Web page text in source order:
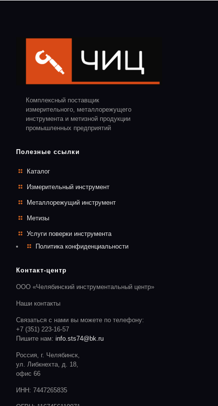
Комплексный поставщик
измерительного, металлорежущего
инструмента и метизной продукции
промышленных предприятий
Полезные ссылки
Каталог
Измерительный инструмент
Металлорежущий инструмент
Метизы
Услуги поверки инструмента
Политика конфиденциальности
Контакт-центр
ООО «Челябинский инструментальный центр»
Наши контакты
Связаться с нами вы можете по телефону:
+7 (351) 223-16-57
Пишите нам: info.sts74@bk.ru
Россия, г. Челябинск,
ул. Либкнехта, д. 18,
офис 66
ИНН: 7447265835